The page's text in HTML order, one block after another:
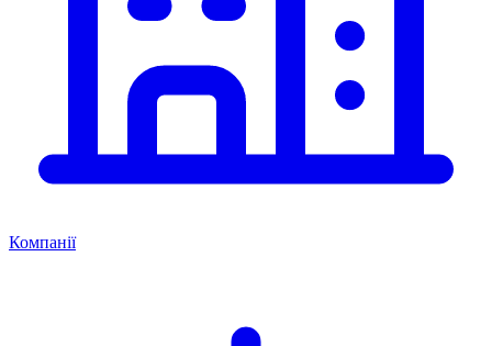
Компанії